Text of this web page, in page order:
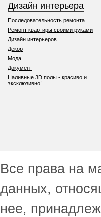
Дизайн интерьера
Последовательность ремонта
Ремонт квартиры своими руками
Дизайн интерьеров
Декор
Мода
Документ
Наливные 3D полы - красиво и
эксклюзивно!
Все права на
данных,
нее,